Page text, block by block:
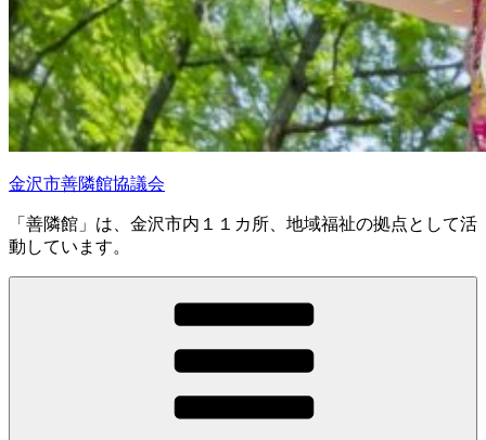
金沢市善隣館協議会
「善隣館」は、金沢市内１１カ所、地域福祉の拠点として活
動しています。